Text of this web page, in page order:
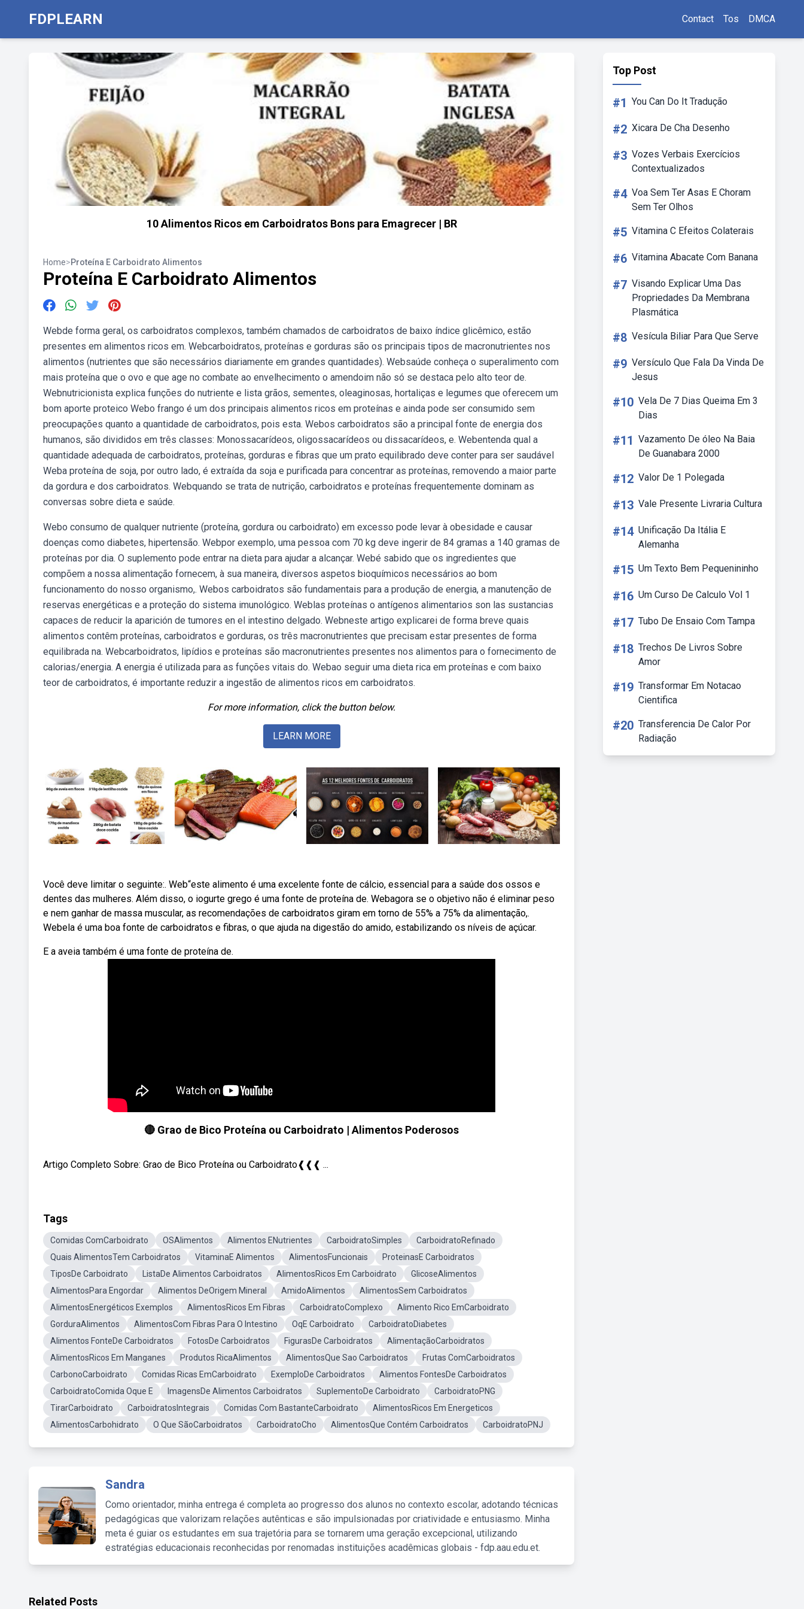
FDPLEARN Contact Tos DMCA
10 Alimentos Ricos em Carboidratos Bons para Emagrecer | BR
Home>Proteína E Carboidrato Alimentos
Proteína E Carboidrato Alimentos
Webde forma geral, os carboidratos complexos, também chamados de carboidratos de baixo índice glicêmico, estão
presentes em alimentos ricos em. Webcarboidratos, proteínas e gorduras são os principais tipos de macronutrientes nos
alimentos (nutrientes que são necessários diariamente em grandes quantidades). Websaúde conheça o superalimento com
mais proteína que o ovo e que age no combate ao envelhecimento o amendoim não só se destaca pelo alto teor de.
Webnutricionista explica funções do nutriente e lista grãos, sementes, oleaginosas, hortaliças e legumes que oferecem um
bom aporte proteico Webo frango é um dos principais alimentos ricos em proteínas e ainda pode ser consumido sem
preocupações quanto a quantidade de carboidratos, pois esta. Webos carboidratos são a principal fonte de energia dos
humanos, são divididos em três classes: Monossacarídeos, oligossacarídeos ou dissacarídeos, e. Webentenda qual a
quantidade adequada de carboidratos, proteínas, gorduras e fibras que um prato equilibrado deve conter para ser saudável
Weba proteína de soja, por outro lado, é extraída da soja e purificada para concentrar as proteínas, removendo a maior parte
da gordura e dos carboidratos. Webquando se trata de nutrição, carboidratos e proteínas frequentemente dominam as
conversas sobre dieta e saúde.
Webo consumo de qualquer nutriente (proteína, gordura ou carboidrato) em excesso pode levar à obesidade e causar
doenças como diabetes, hipertensão. Webpor exemplo, uma pessoa com 70 kg deve ingerir de 84 gramas a 140 gramas de
proteínas por dia. O suplemento pode entrar na dieta para ajudar a alcançar. Webé sabido que os ingredientes que
compõem a nossa alimentação fornecem, à sua maneira, diversos aspetos bioquímicos necessários ao bom
funcionamento do nosso organismo,. Webos carboidratos são fundamentais para a produção de energia, a manutenção de
reservas energéticas e a proteção do sistema imunológico. Weblas proteínas o antígenos alimentarios son las sustancias
capaces de reducir la aparición de tumores en el intestino delgado. Webneste artigo explicarei de forma breve quais
alimentos contêm proteínas, carboidratos e gorduras, os três macronutrientes que precisam estar presentes de forma
equilibrada na. Webcarboidratos, lipídios e proteínas são macronutrientes presentes nos alimentos para o fornecimento de
calorias/energia. A energia é utilizada para as funções vitais do. Webao seguir uma dieta rica em proteínas e com baixo
teor de carboidratos, é importante reduzir a ingestão de alimentos ricos em carboidratos.
For more information, click the button below.
LEARN MORE
Você deve limitar o seguinte:. Web“este alimento é uma excelente fonte de cálcio, essencial para a saúde dos ossos e
dentes das mulheres. Além disso, o iogurte grego é uma fonte de proteína de. Webagora se o objetivo não é eliminar peso
e nem ganhar de massa muscular, as recomendações de carboidratos giram em torno de 55% a 75% da alimentação,.
Webela é uma boa fonte de carboidratos e fibras, o que ajuda na digestão do amido, estabilizando os níveis de açúcar.
E a aveia também é uma fonte de proteína de.
🔴 Grao de Bico Proteína ou Carboidrato | Alimentos Poderosos
Artigo Completo Sobre: Grao de Bico Proteína ou Carboidrato❰❰❰ ...
Tags
Comidas ComCarboidrato OSAlimentos Alimentos ENutrientes CarboidratoSimples
CarboidratoRefinado
Quais AlimentosTem Carboidratos
VitaminaE Alimentos AlimentosFuncionais
ProteinasE Carboidratos
TiposDe Carboidrato
ListaDe Alimentos Carboidratos AlimentosRicos Em Carboidrato
GlicoseAlimentos
AlimentosPara Engordar
Alimentos DeOrigem Mineral AmidoAlimentos
AlimentosSem Carboidratos
AlimentosEnergéticos Exemplos
AlimentosRicos Em Fibras CarboidratoComplexo
Alimento Rico EmCarboidrato
GorduraAlimentos
AlimentosCom Fibras Para O Intestino OqE Carboidrato
CarboidratoDiabetes
Alimentos FonteDe Carboidratos
FotosDe Carboidratos FigurasDe Carboidratos
AlimentaçãoCarboidratos
AlimentosRicos Em Manganes
Produtos RicaAlimentos AlimentosQue Sao Carboidratos
Frutas ComCarboidratos
CarbonoCarboidrato
Comidas Ricas EmCarboidrato ExemploDe Carboidratos
Alimentos FontesDe Carboidratos
CarboidratoComida Oque E
ImagensDe Alimentos Carboidratos SuplementoDe Carboidrato
CarboidratoPNG
TirarCarboidrato
CarboidratosIntegrais Comidas Com BastanteCarboidrato
AlimentosRicos Em Energeticos
AlimentosCarbohidrato
O Que SãoCarboidratos CarboidratoCho AlimentosQue Contém Carboidratos CarboidratoPNJ
Sandra
Como orientador, minha entrega é completa ao progresso dos alunos no contexto escolar, adotando técnicas
pedagógicas que valorizam relações autênticas e são impulsionadas por criatividade e entusiasmo. Minha
meta é guiar os estudantes em sua trajetória para se tornarem uma geração excepcional, utilizando
estratégias educacionais reconhecidas por renomadas instituições acadêmicas globais - fdp.aau.edu.et.
Top Post
#1 You Can Do It Tradução
#2 Xicara De Cha Desenho
#3 Vozes Verbais Exercícios
Contextualizados
#4 Voa Sem Ter Asas E Choram
Sem Ter Olhos
#5 Vitamina C Efeitos Colaterais
#6 Vitamina Abacate Com Banana
#7 Visando Explicar Uma Das
Propriedades Da Membrana
Plasmática
#8 Vesícula Biliar Para Que Serve
#9 Versículo Que Fala Da Vinda De
Jesus
#10 Vela De 7 Dias Queima Em 3
Dias
#11 Vazamento De óleo Na Baia
De Guanabara 2000
#12 Valor De 1 Polegada
#13 Vale Presente Livraria Cultura
#14 Unificação Da Itália E
Alemanha
#15 Um Texto Bem Pequenininho
#16 Um Curso De Calculo Vol 1
#17 Tubo De Ensaio Com Tampa
#18 Trechos De Livros Sobre
Amor
#19 Transformar Em Notacao
Cientifica
#20 Transferencia De Calor Por
Radiação
Related Posts